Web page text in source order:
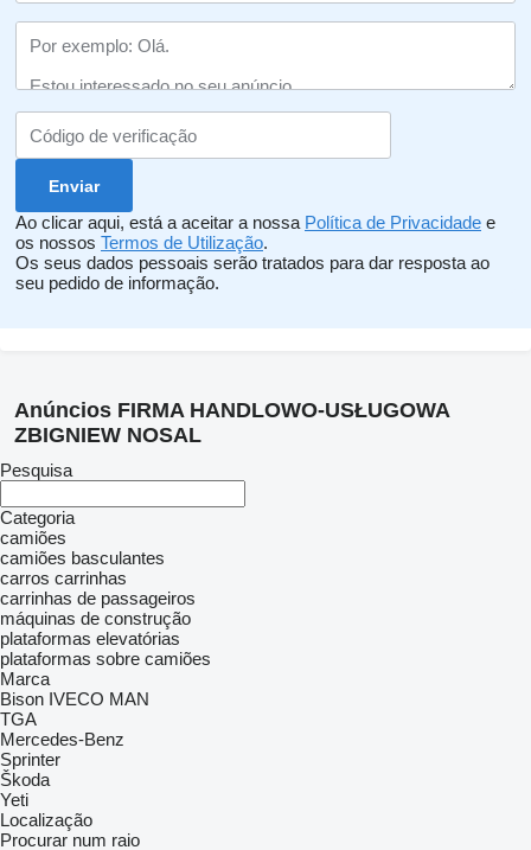
Ao clicar aqui, está a aceitar a nossa Política de Privacidade e
os nossos Termos de Utilização.
Os seus dados pessoais serão tratados para dar resposta ao
seu pedido de informação.
Anúncios FIRMA HANDLOWO-USŁUGOWA
ZBIGNIEW NOSAL
Pesquisa
Categoria
camiões
camiões basculantes
carros carrinhas
carrinhas de passageiros
máquinas de construção
plataformas elevatórias
plataformas sobre camiões
Marca
Bison IVECO MAN
TGA
Mercedes-Benz
Sprinter
Škoda
Yeti
Localização
Procurar num raio